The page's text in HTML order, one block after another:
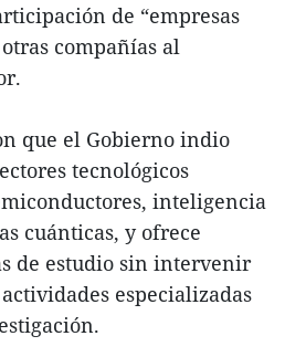
de “empresas
compañías al
que el Gobierno indio
tecnológicos
inteligencia
cuánticas, y ofrece
de estudio sin intervenir
especializadas